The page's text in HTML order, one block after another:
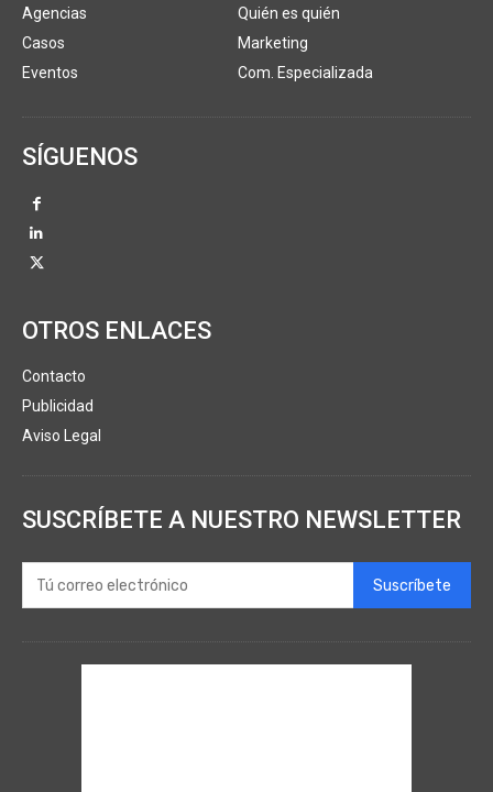
Agencias
Casos
Eventos
Quién es quién
Marketing
Com. Especializada
SÍGUENOS
OTROS ENLACES
Contacto
Publicidad
Aviso Legal
SUSCRÍBETE A NUESTRO NEWSLETTER
Suscríbete